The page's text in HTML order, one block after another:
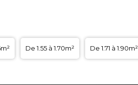
De 1.55 à 1.70m² De 1.71 à 1.90m²